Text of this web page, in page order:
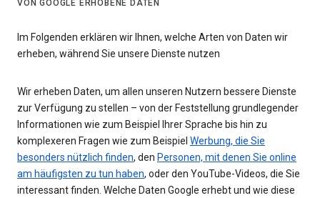
VON GOOGLE ERHOBENE DATEN
Im Folgenden erklären wir Ihnen, welche Arten von Daten wir
erheben, während Sie unsere Dienste nutzen
Wir erheben Daten, um allen unseren Nutzern bessere Dienste
zur Verfügung zu stellen – von der Feststellung grundlegender
Informationen wie zum Beispiel Ihrer Sprache bis hin zu
komplexeren Fragen wie zum Beispiel Werbung, die Sie
besonders nützlich finden, den Personen, mit denen Sie online
am häufigsten zu tun haben, oder den YouTube-Videos, die Sie
interessant finden. Welche Daten Google erhebt und wie diese